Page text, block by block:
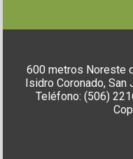
600 metros Noreste
Isidro Coronado, San
Teléfono: (506)